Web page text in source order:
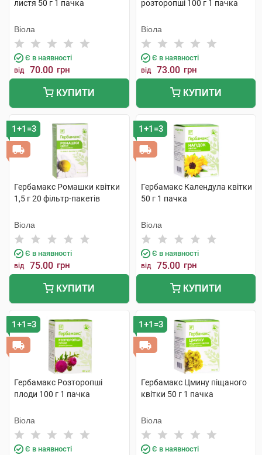
листя 50 г 1 пачка
Віола
Є в наявності
від 70.00 грн
КУПИТИ
розторопші 100 г 1 пачка
Віола
Є в наявності
від 73.00 грн
КУПИТИ
1+1=3
Гербамакс Ромашки квітки
1,5 г 20 фільтр-пакетів
Віола
Є в наявності
від 75.00 грн
КУПИТИ
1+1=3
Гербамакс Календула квітки
50 г 1 пачка
Віола
Є в наявності
від 75.00 грн
КУПИТИ
1+1=3
Гербамакс Розторопші
плоди 100 г 1 пачка
Віола
Є в наявності
1+1=3
Гербамакс Цмину піщаного
квітки 50 г 1 пачка
Віола
Є в наявності